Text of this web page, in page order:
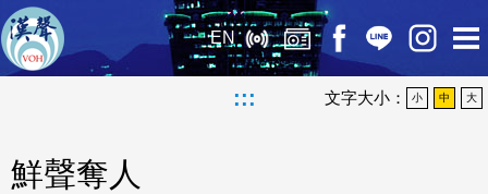
EN
::: 文字大小： 小 中 大
鮮聲奪人